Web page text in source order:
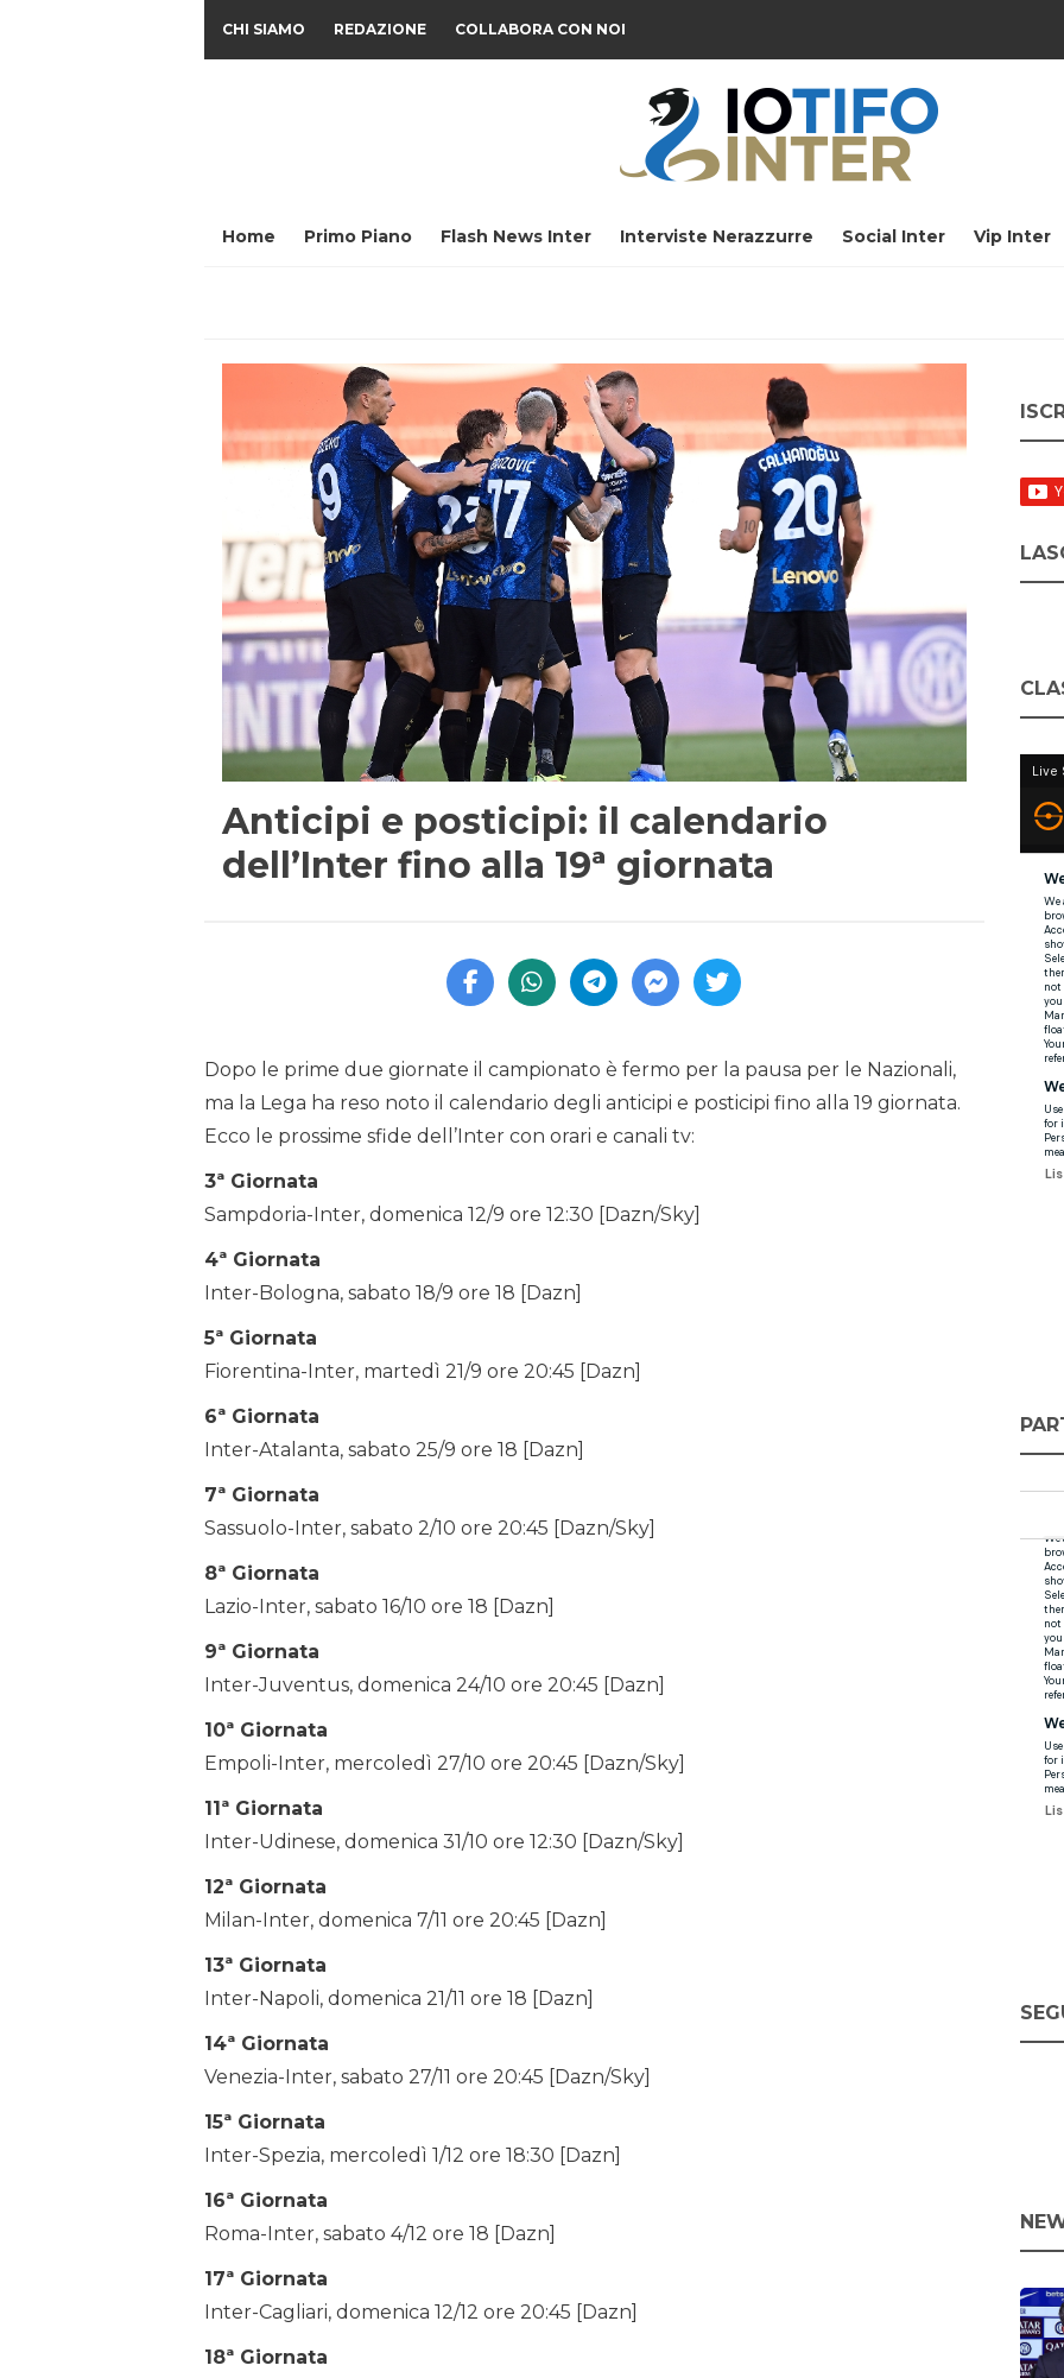
CHI SIAMO REDAZIONE COLLABORA CON NOI
Home Primo Piano Flash News Inter Interviste Nerazzurre Social Inter Vip Inter
Anticipi e posticipi: il calendario
dell’Inter fino alla 19ª giornata
Dopo le prime due giornate il campionato è fermo per la pausa per le Nazionali,
ma la Lega ha reso noto il calendario degli anticipi e posticipi fino alla 19 giornata.
Ecco le prossime sfide dell’Inter con orari e canali tv:
3ª Giornata
Sampdoria-Inter, domenica 12/9 ore 12:30 [Dazn/Sky]
4ª Giornata
Inter-Bologna, sabato 18/9 ore 18 [Dazn]
5ª Giornata
Fiorentina-Inter, martedì 21/9 ore 20:45 [Dazn]
6ª Giornata
Inter-Atalanta, sabato 25/9 ore 18 [Dazn]
7ª Giornata
Sassuolo-Inter, sabato 2/10 ore 20:45 [Dazn/Sky]
8ª Giornata
Lazio-Inter, sabato 16/10 ore 18 [Dazn]
9ª Giornata
Inter-Juventus, domenica 24/10 ore 20:45 [Dazn]
10ª Giornata
Empoli-Inter, mercoledì 27/10 ore 20:45 [Dazn/Sky]
11ª Giornata
Inter-Udinese, domenica 31/10 ore 12:30 [Dazn/Sky]
12ª Giornata
Milan-Inter, domenica 7/11 ore 20:45 [Dazn]
13ª Giornata
Inter-Napoli, domenica 21/11 ore 18 [Dazn]
14ª Giornata
Venezia-Inter, sabato 27/11 ore 20:45 [Dazn/Sky]
15ª Giornata
Inter-Spezia, mercoledì 1/12 ore 18:30 [Dazn]
16ª Giornata
Roma-Inter, sabato 4/12 ore 18 [Dazn]
17ª Giornata
Inter-Cagliari, domenica 12/12 ore 20:45 [Dazn]
18ª Giornata